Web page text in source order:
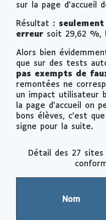
sur la page d’accueil
Résultat :
erreur soit 29,62 %,
Alors bien
que sur des tests
pas exempts de
remontées ne
un impact utilisateur
la page d’accueil on
bons élèves, c’est
signe pour la suite.
Détail des 27
Nom